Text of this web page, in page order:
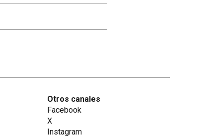
Otros canales
Facebook
X
Instagram